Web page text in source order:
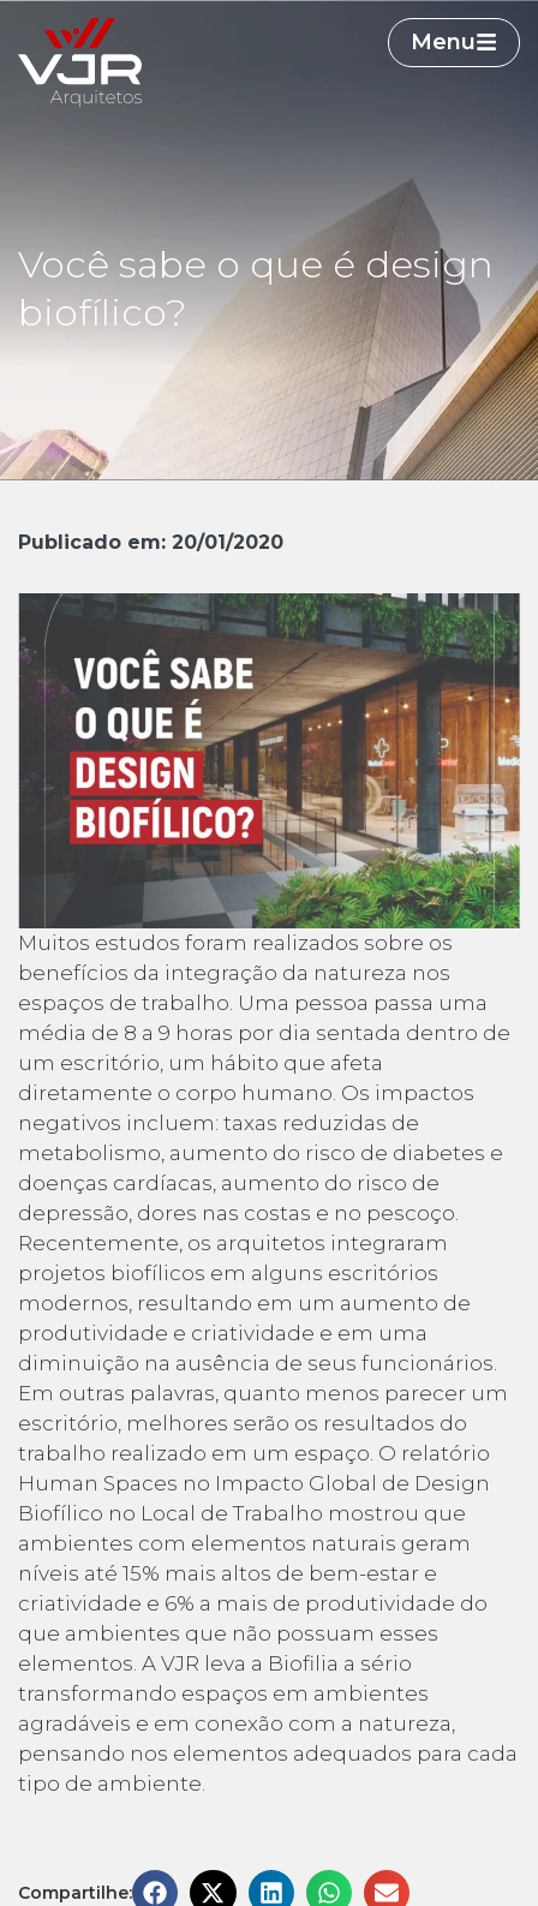
Menu
Você sabe o que é design
biofílico?
Publicado em: 20/01/2020
Muitos estudos foram realizados sobre os
benefícios da integração da natureza nos
espaços de trabalho. Uma pessoa passa uma
média de 8 a 9 horas por dia sentada dentro de
um escritório, um hábito que afeta
diretamente o corpo humano. Os impactos
negativos incluem: taxas reduzidas de
metabolismo, aumento do risco de diabetes e
doenças cardíacas, aumento do risco de
depressão, dores nas costas e no pescoço.
Recentemente, os arquitetos integraram
projetos biofílicos em alguns escritórios
modernos, resultando em um aumento de
produtividade e criatividade e em uma
diminuição na ausência de seus funcionários.
Em outras palavras, quanto menos parecer um
escritório, melhores serão os resultados do
trabalho realizado em um espaço. O relatório
Human Spaces no Impacto Global de Design
Biofílico no Local de Trabalho mostrou que
ambientes com elementos naturais geram
níveis até 15% mais altos de bem-estar e
criatividade e 6% a mais de produtividade do
que ambientes que não possuam esses
elementos. A VJR leva a Biofilia a sério
transformando espaços em ambientes
agradáveis e em conexão com a natureza,
pensando nos elementos adequados para cada
tipo de ambiente.
Compartilhe: